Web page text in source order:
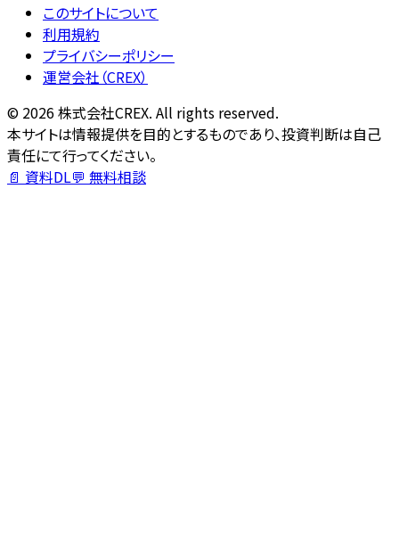
このサイトについて
利用規約
プライバシーポリシー
運営会社（CREX）
© 2026株式会社CREX. All rights reserved.
本サイトは情報提供を目的とするものであり、投資判断は自己
責任にて行ってください。
📄 資料DL💬 無料相談